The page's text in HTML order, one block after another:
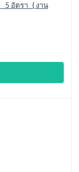
5 อัตรา ( งาน